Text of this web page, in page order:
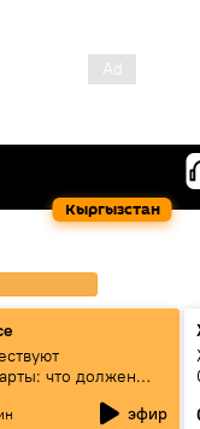
Кыргызстан
что должен
специалист о
эфир